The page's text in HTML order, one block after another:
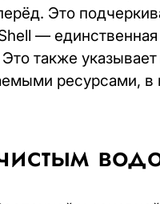
Это
—
также
ресурсами,